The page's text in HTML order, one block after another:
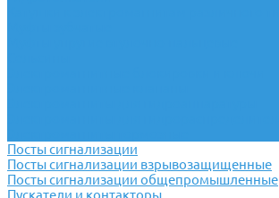
Посты сигнализации
Посты сигнализации взрывозащищенные
Посты сигнализации общепромышленные
Пускатели и контакторы